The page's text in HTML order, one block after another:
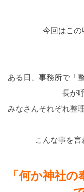
今回はこの
ある日、事務所で「
長が
みなさんそれぞれ整
こんな事を言
「何か神社